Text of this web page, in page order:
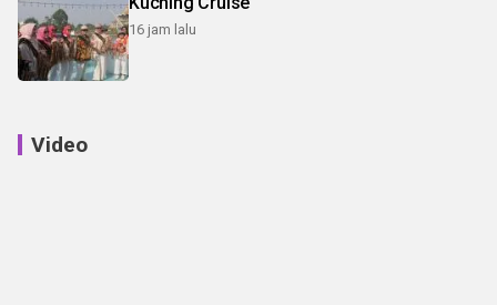
16 jam lalu
Video